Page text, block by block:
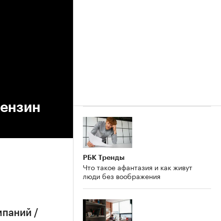
/
РБК Тренды
Что такое афантазия и как живут
люди без воображения